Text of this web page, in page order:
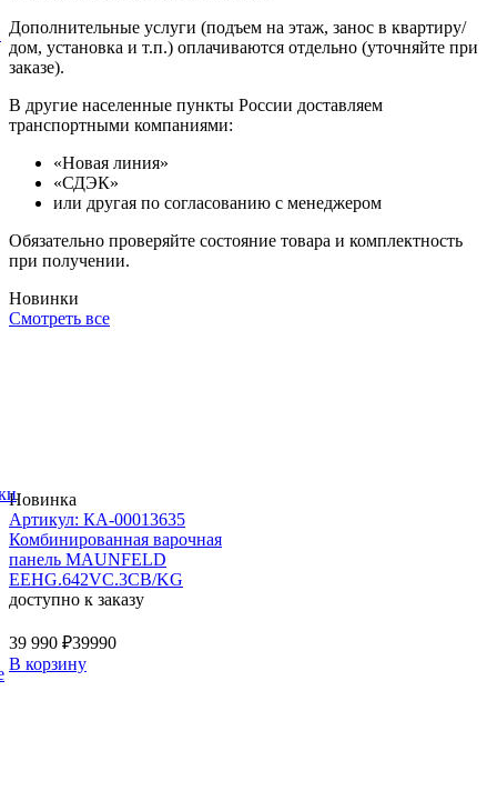
Дополнительные услуги (подъем на этаж, занос в квартиру/
дом, установка и т.п.) оплачиваются отдельно (уточняйте при
заказе).
В другие населенные пункты России доставляем
транспортными компаниями:
«Новая линия»
«СДЭК»
или другая по согласованию с менеджером
Обязательно проверяйте состояние товара и комплектность
при получении.
Новинки
Смотреть все
Новинка
Артикул: КА-00013635
Комбинированная варочная
панель MAUNFELD
EEHG.642VC.3CB/KG
доступно к заказу
39 990 ₽39990
В корзину